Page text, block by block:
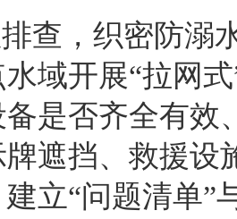
查，织密防溺
域开展“拉网
是否齐全有效
遮挡、救援设
立“问题清单”